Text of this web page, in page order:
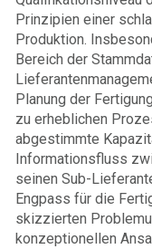
Prinzipien einer
Produktion.
Bereich der
Planung der
zu erheblichen
abgestimmte
Informationsfluss
seinen Sub-
Engpass für die
skizzierten
konzeptionellen